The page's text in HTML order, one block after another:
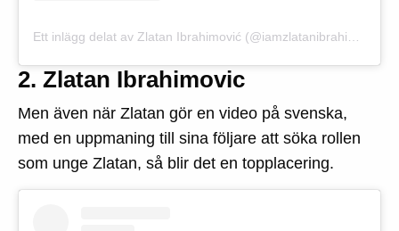
2. Zlatan Ibrahimovic
Men även när Zlatan gör en video på svenska,
med en uppmaning till sina följare att söka rollen
som unge Zlatan, så blir det en topplacering.